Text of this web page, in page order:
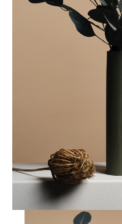
Ajouter à ma Kyft list